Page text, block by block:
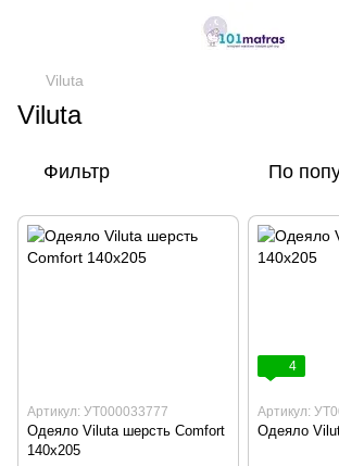
Viluta
Viluta
Фильтр По
Артикул: УТ000033777
Одеяло Viluta шерсть Comfort
140х205
4
Артикул:
Одеяло